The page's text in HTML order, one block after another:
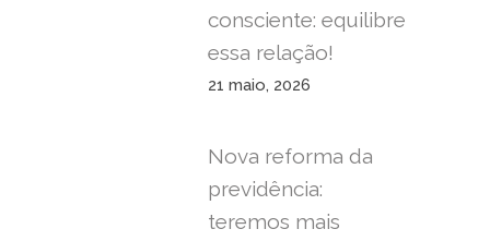
consciente: equilibre
essa relação!
21 maio, 2026
Nova reforma da
previdência:
teremos mais